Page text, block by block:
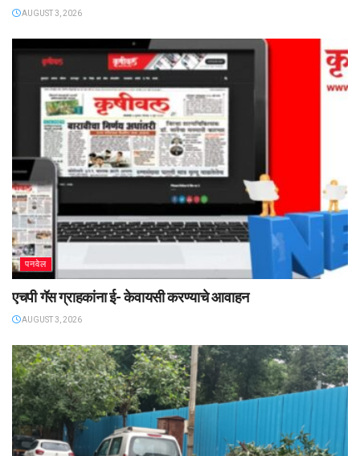
AUGUST 3, 2026
पनवेल
एचपी गॅस ग्राहकांना ई- केवायसी करण्याचे आवाहन
AUGUST 3, 2026